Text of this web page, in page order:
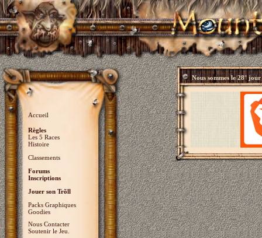
Accueil
Règles
Les 5 Races
Histoire
Classements
Forums
Inscriptions
Jouer son Trõll
Packs Graphiques
Goodies
Nous Contacter
Soutenir le Jeu.
Nous sommes le28° jour